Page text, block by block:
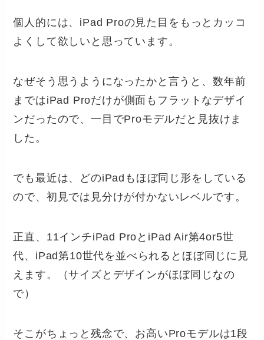
個人的には、iPad Proの見た目をもっとカッコ
よくして欲しいと思っています。
なぜそう思うようになったかと言うと、数年前
まではiPad Proだけが側面もフラットなデザイ
ンだったので、一目でProモデルだと見抜けま
した。
でも最近は、どのiPadもほぼ同じ形をしている
ので、初見では見分けが付かないレベルです。
正直、11インチiPad ProとiPad Air第4or5世
代、iPad第10世代を並べられるとほぼ同じに見
えます。（サイズとデザインがほぼ同じなの
で）
そこがちょっと残念で、お高いProモデルは1段